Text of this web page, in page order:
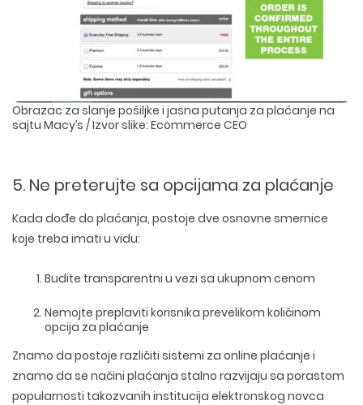
Obrazac za slanje pošiljke i jasna putanja za plaćanje na
sajtu Macy’s / Izvor slike: Ecommerce CEO
5. Ne preterujte sa opcijama za plaćanje
Kada dođe do plaćanja, postoje dve osnovne smernice
koje treba imati u vidu:
Budite transparentni u vezi sa ukupnom cenom
Nemojte preplaviti korisnika prevelikom količinom
opcija za plaćanje
Znamo da postoje različiti sistemi za online plaćanje i
znamo da se načini plaćanja stalno razvijaju sa porastom
popularnosti takozvanih institucija elektronskog novca